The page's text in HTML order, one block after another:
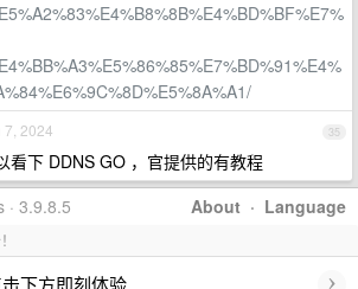
35
7, 2024
看下 DDNS GO ，官提供的有教程
About · Language
· 3.9.8.5
下方即刻体验 ›